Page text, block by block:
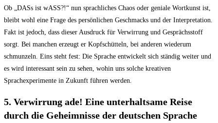
Ob „DASs ist wASS?!“ nun sprachliches Chaos oder geniale Wortkunst⁣ ist,
bleibt wohl eine Frage des persönlichen Geschmacks und der Interpretation.
Fakt ⁢ist⁣ jedoch, dass dieser Ausdruck für‍ Verwirrung und Gesprächsstoff
sorgt. Bei manchen erzeugt‍ er Kopfschütteln, bei anderen wiederum
schmunzeln. ⁣Eins steht⁢ fest: Die Sprache entwickelt sich ständig weiter und
‌es wird interessant sein zu sehen, wohin uns solche kreativen
Sprachexperimente in Zukunft⁢ führen werden.
5. Verwirrung ade! Eine⁢ unterhaltsame Reise
durch die Geheimnisse der deutschen Sprache